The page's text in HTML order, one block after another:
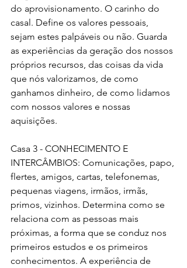
do aprovisionamento. O carinho do
casal. Define os valores pessoais,
sejam estes palpáveis ou não. Guarda
as experiências da geração dos nossos
próprios recursos, das coisas da vida
que nós valorizamos, de como
ganhamos dinheiro, de como lidamos
com nossos valores e nossas
aquisições.
Casa 3 - CONHECIMENTO E
INTERCÂMBIOS: Comunicações, papo,
flertes, amigos, cartas, telefonemas,
pequenas viagens, irmãos, irmãs,
primos, vizinhos. Determina como se
relaciona com as pessoas mais
próximas, a forma que se conduz nos
primeiros estudos e os primeiros
conhecimentos. A experiência de